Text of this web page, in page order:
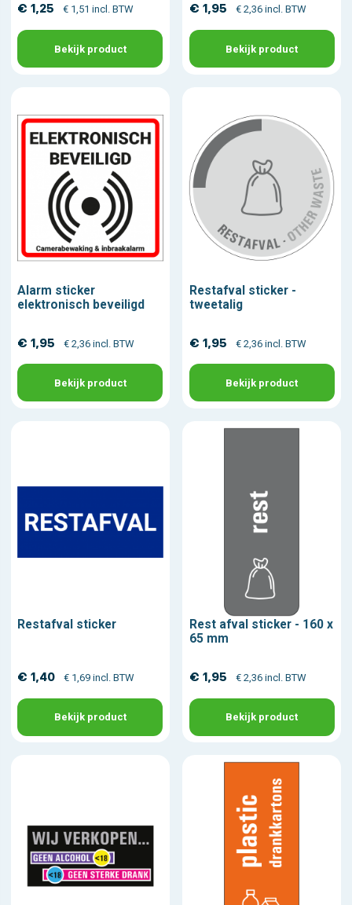
€ 1,25 € 1,51 incl. BTW
Bekijk product
€ 1,95 € 2,36 incl. BTW
Bekijk product
Alarm sticker
elektronisch beveiligd
€ 1,95 € 2,36 incl. BTW
Bekijk product
Restafval sticker -
tweetalig
€ 1,95 € 2,36 incl. BTW
Bekijk product
Restafval sticker
€ 1,40 € 1,69 incl. BTW
Bekijk product
Rest afval sticker - 160 x
65 mm
€ 1,95 € 2,36 incl. BTW
Bekijk product